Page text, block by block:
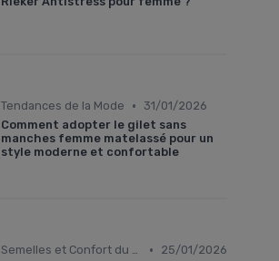
Tendances de la Mode •
31/01/2026
Comment adopter le gilet sans
manches femme matelassé pour un
style moderne et confortable
Semelles et Confort du Pied •
25/01/2026